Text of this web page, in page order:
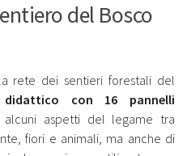
del Bosco
rete dei sentieri forestali del
con 16 pannelli
alcuni aspetti del legame tra
fiori e animali, ma anche di